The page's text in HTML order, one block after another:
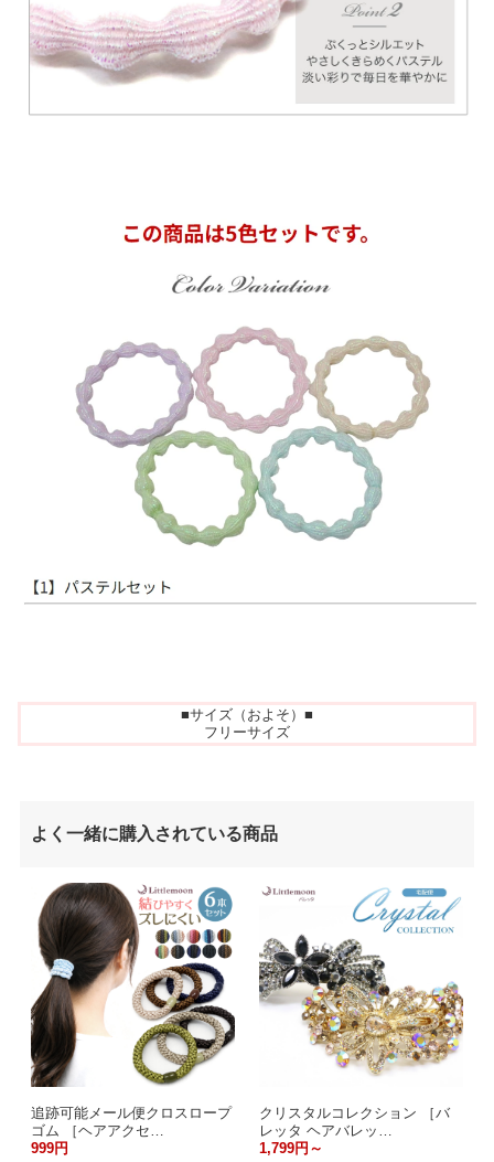
■サイズ（およそ）■
フリーサイズ
よく一緒に購入されている商品
追跡可能メール便クロスロープ
ゴム ［ヘアアクセ…
999円
クリスタルコレクション ［バ
レッタ ヘアバレッ…
1,799円～